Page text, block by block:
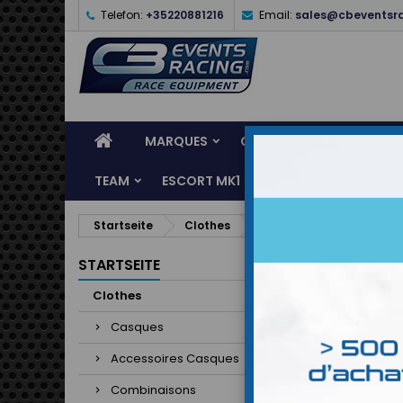
Telefon: +35220881216 Email:
MARQUES CASQUES
TEAM ESCORT MK1
Startseite Clothes
STARTSEITE
Clothes
Casques
Accessoires Casques
Combinaisons